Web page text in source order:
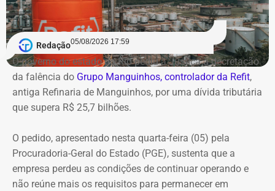
Redação05/08/2026 17:59
O governo do estado do Rio pediu à Justiça a decretação
da falência do Grupo Manguinhos, controlador da Refit,
antiga Refinaria de Manguinhos, por uma dívida tributária
que supera R$ 25,7 bilhões.
O pedido, apresentado nesta quarta-feira (05) pela
Procuradoria-Geral do Estado (PGE), sustenta que a
empresa perdeu as condições de continuar operando e
não reúne mais os requisitos para permanecer em